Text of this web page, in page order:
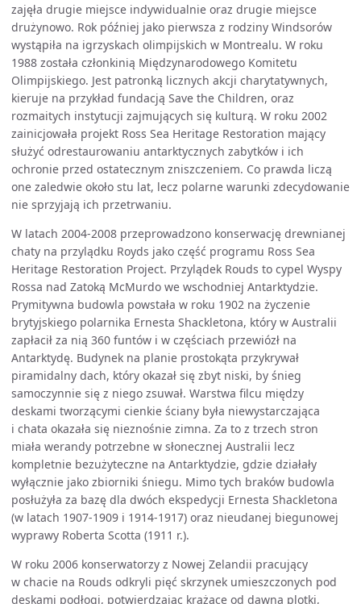
zajęła drugie miejsce indywidualnie oraz drugie miejsce
drużynowo. Rok później jako pierwsza z rodziny Windsorów
wystąpiła na igrzyskach olimpijskich w Montrealu. W roku
1988 została członkinią Międzynarodowego Komitetu
Olimpijskiego. Jest patronką licznych akcji charytatywnych,
kieruje na przykład fundacją Save the Children, oraz
rozmaitych instytucji zajmujących się kulturą. W roku 2002
zainicjowała projekt Ross Sea Heritage Restoration mający
służyć odrestaurowaniu antarktycznych zabytków i ich
ochronie przed ostatecznym zniszczeniem. Co prawda liczą
one zaledwie około stu lat, lecz polarne warunki zdecydowanie
nie sprzyjają ich przetrwaniu.
W latach 2004-2008 przeprowadzono konserwację drewnianej
chaty na przylądku Royds jako część programu Ross Sea
Heritage Restoration Project. Przylądek Rouds to cypel Wyspy
Rossa nad Zatoką McMurdo we wschodniej Antarktydzie.
Prymitywna budowla powstała w roku 1902 na życzenie
brytyjskiego polarnika Ernesta Shackletona, który w Australii
zapłacił za nią 360 funtów i w częściach przewiózł na
Antarktydę. Budynek na planie prostokąta przykrywał
piramidalny dach, który okazał się zbyt niski, by śnieg
samoczynnie się z niego zsuwał. Warstwa filcu między
deskami tworzącymi cienkie ściany była niewystarczająca
i chata okazała się nieznośnie zimna. Za to z trzech stron
miała werandy potrzebne w słonecznej Australii lecz
kompletnie bezużyteczne na Antarktydzie, gdzie działały
wyłącznie jako zbiorniki śniegu. Mimo tych braków budowla
posłużyła za bazę dla dwóch ekspedycji Ernesta Shackletona
(w latach 1907-1909 i 1914-1917) oraz nieudanej biegunowej
wyprawy Roberta Scotta (1911 r.).
W roku 2006 konserwatorzy z Nowej Zelandii pracujący
w chacie na Rouds odkryli pięć skrzynek umieszczonych pod
deskami podłogi, potwierdzając krążące od dawna plotki,